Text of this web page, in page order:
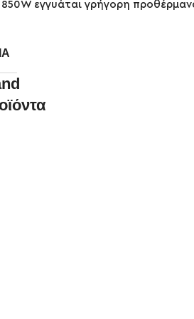
εγγυάται γρήγορη